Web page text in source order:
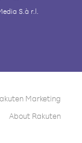
S.à r.l.
Marketing
About Rakuten